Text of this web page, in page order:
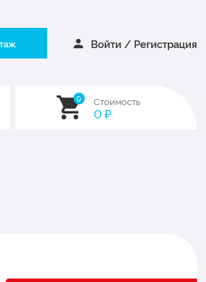
Войти / Регистрация
0 Стоимость
0 ₽